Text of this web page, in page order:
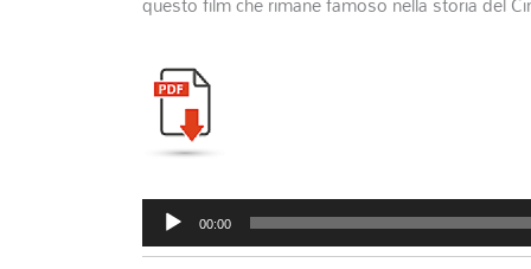
Audio
Player
00:00